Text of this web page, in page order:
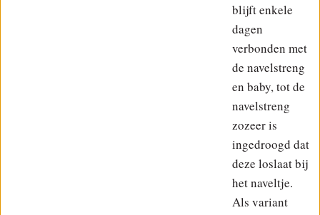
blijft enkele
dagen
verbonden met
de navelstreng
en baby, tot de
navelstreng
zozeer is
ingedroogd dat
deze loslaat bij
het naveltje.
Als variant